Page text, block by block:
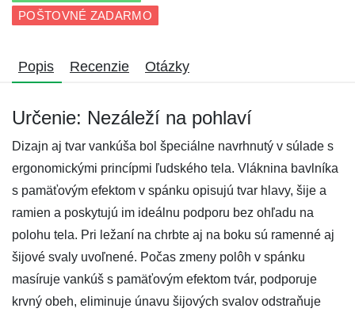
POŠTOVNÉ ZADARMO
Popis Recenzie Otázky
Určenie: Nezáleží na pohlaví
Dizajn aj tvar vankúša bol špeciálne navrhnutý v súlade s
ergonomickými princípmi ľudského tela. Vláknina bavlníka
s pamäťovým efektom v spánku opisujú tvar hlavy, šije a
ramien a poskytujú im ideálnu podporu bez ohľadu na
polohu tela. Pri ležaní na chrbte aj na boku sú ramenné aj
šijové svaly uvoľnené. Počas zmeny polôh v spánku
masíruje vankúš s pamäťovým efektom tvár, podporuje
krvný obeh, eliminuje únavu šijových svalov odstraňuje